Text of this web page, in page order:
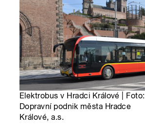
Elektrobus v Hradci Králové | Foto:
Dopravní podnik města Hradce
Králové, a.s.